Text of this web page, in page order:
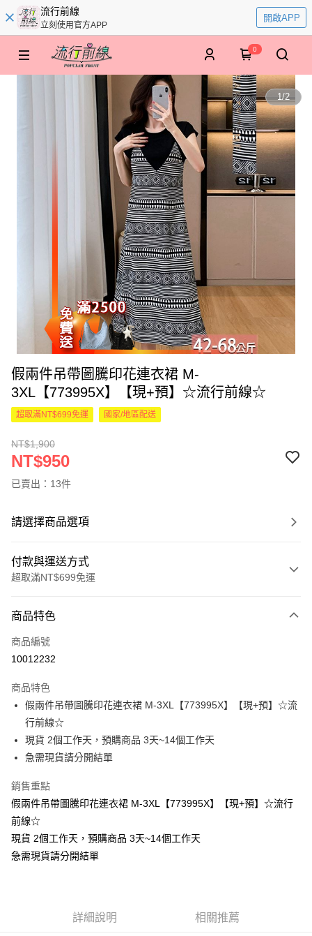
流行前線
立刻使用官方APP
開啟APP
0
1/2
假兩件吊帶圖騰印花連衣裙 M-
3XL【773995X】【現+預】☆流行前線☆
超取滿NT$699免運 國家/地區配送
NT$1,900
NT$950
已賣出：13件
請選擇商品選項
付款與運送方式
超取滿NT$699免運
信用卡一次付款
超商取貨付款
Apple Pay
街口支付
悠遊付
Google Pay
全支付
大哥付你分期
2.付款方式選擇「大哥付你分期」，訂單成立後會自動跳轉到大哥付的交易
商品特色
商品編號
10012232
商品特色
假兩件吊帶圖騰印花連衣裙 M-3XL【773995X】【現+預】☆流
行前線☆
現貨 2個工作天，預購商品 3天~14個工作天
急需現貨請分開結單
銷售重點
假兩件吊帶圖騰印花連衣裙 M-3XL【773995X】【現+預】☆流行
前線☆
現貨 2個工作天，預購商品 3天~14個工作天
急需現貨請分開結單
詳細說明 相關推薦